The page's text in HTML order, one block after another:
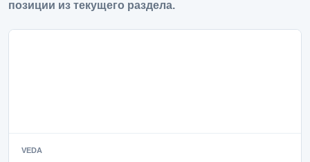
позиции из текущего раздела.
VEDA